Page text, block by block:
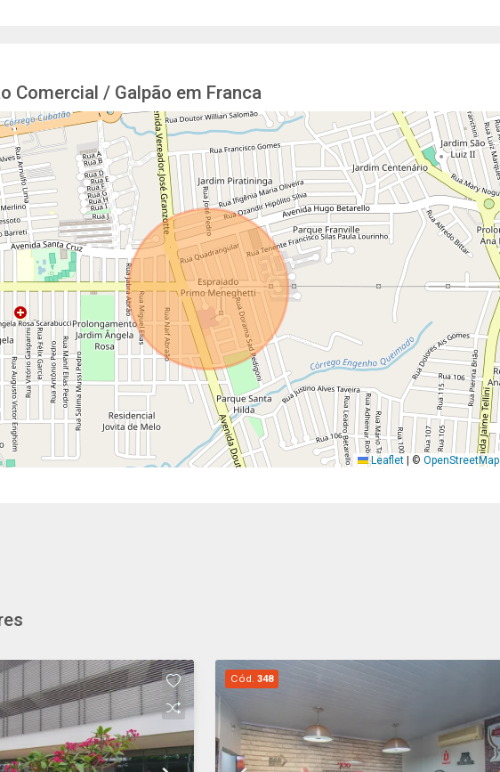
Comercial / Galpão em Franca
Leaflet | © OpenStreetMap
Cód. 348